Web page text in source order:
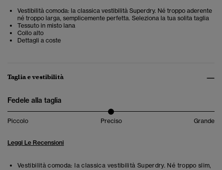
Vestibilità comoda: la classica vestibilità Superdry. Né troppo aderente
né troppo larga, semplicemente perfetta. Seleziona la tua solita taglia
Tessuto in misto lana
Collo alto
Dettagli a coste
Taglia e vestibilità
Fedele alla taglia
Piccolo Preciso Grande
Leggi Le Recensioni
Vestibilità comoda: la classica vestibilità Superdry. Né troppo slim,